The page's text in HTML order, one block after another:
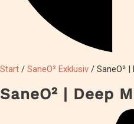
Start / SaneO² Exklusiv / SaneO²
SaneO² | Deep